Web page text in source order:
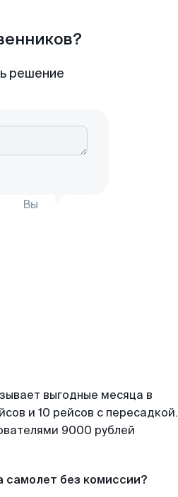
решение
Вы
выгодные месяца в
и 10 рейсов с пересадкой.
9000 рублей
самолет без комиссии?